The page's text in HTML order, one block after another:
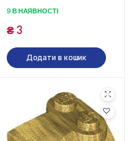
9 В НАЯВНОСТІ
₴3
Додати в кошик